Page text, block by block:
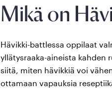
Mikä on
Hävikki-battlessa oppilaat
yllätysraaka-aineista kahden
siitä, miten hävikkiä voi
ottamaan vapauksia